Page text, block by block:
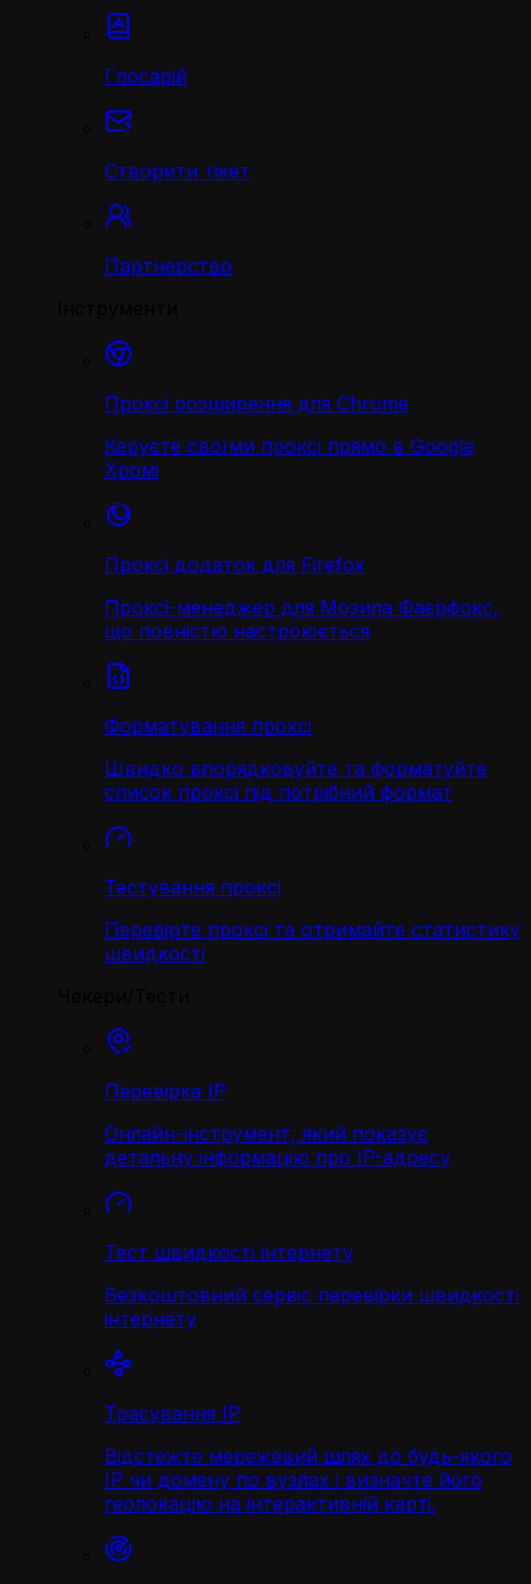
Глосарій
Створити тікет
Партнерство
Проксі розширення для Chrome
Керуєте своїми проксі прямо в Google
Хромі
Проксі додаток для Firefox
Проксі-менеджер для Мозила Фаєрфокс,
що повністю настроюється
Форматування проксі
Швидко впорядковуйте та форматуйте
список проксі під потрібний формат
Тестування проксі
Перевірте проксі та отримайте статистику
швидкості
Перевірка IP
Онлайн-інструмент, який показує
детальну інформацію про IP-адресу
Тест швидкості інтернету
Безкоштовний сервіс перевірки швидкості
інтернету
Трасування IP
Відстежте мережевий шлях до будь-якого
IP чи домену по вузлах і визначте його
геолокацію на інтерактивній карті.